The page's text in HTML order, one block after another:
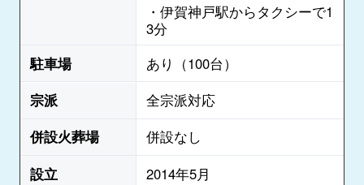
・伊賀神戸駅からタクシーで1
3分
駐車場
あり（100台）
宗派
全宗派対応
併設火葬場
併設なし
設立
2014年5月